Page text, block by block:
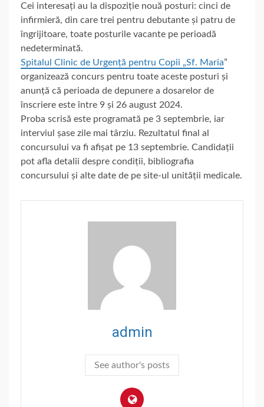
Cei interesați au la dispoziție nouă posturi: cinci de
infirmieră, din care trei pentru debutante și patru de
îngrijitoare, toate posturile vacante pe perioadă
nedeterminată.
Spitalul Clinic de Urgență pentru Copii „Sf. Maria”
organizează concurs pentru toate aceste posturi și
anunță că perioada de depunere a dosarelor de
înscriere este între 9 și 26 august 2024.
Proba scrisă este programată pe 3 septembrie, iar
interviul șase zile mai târziu. Rezultatul final al
concursului va fi afișat pe 13 septembrie. Candidații
pot afla detalii despre condiții, bibliografia
concursului și alte date de pe site-ul unității medicale.
admin
See author's posts